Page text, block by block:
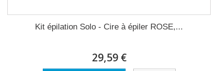
Kit épilation Solo - Cire à épiler ROSE,...
29,59 €